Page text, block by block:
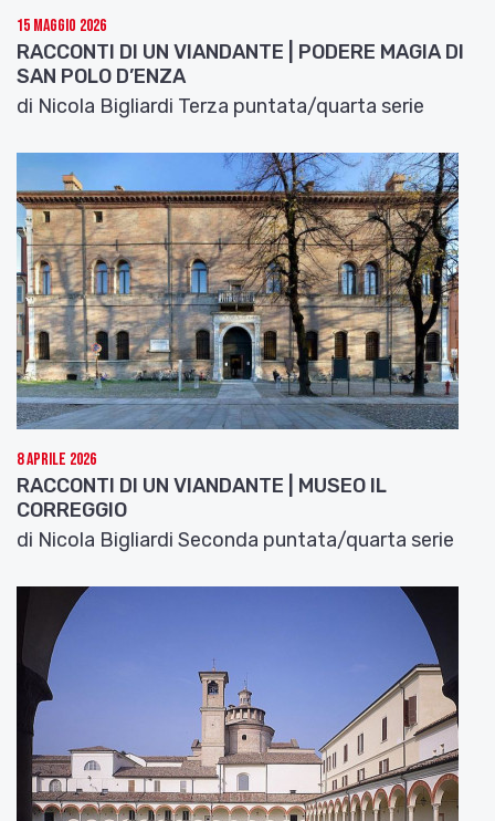
15 Maggio 2026
RACCONTI DI UN VIANDANTE | PODERE MAGIA DI
SAN POLO D’ENZA
di Nicola Bigliardi Terza puntata/quarta serie
8 Aprile 2026
RACCONTI DI UN VIANDANTE | MUSEO IL
CORREGGIO
di Nicola Bigliardi Seconda puntata/quarta serie